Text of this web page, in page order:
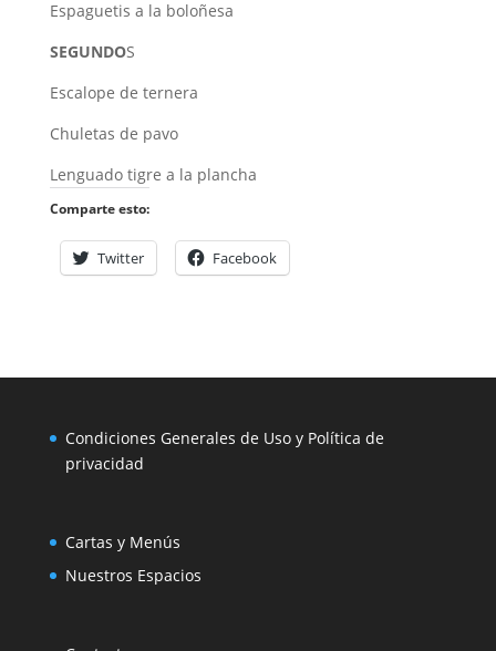
Espaguetis a la boloñesa
SEGUNDOS
Escalope de ternera
Chuletas de pavo
Lenguado tigre a la plancha
Comparte esto:
Twitter Facebook
Condiciones Generales de Uso y Política de
privacidad
Cartas y Menús
Nuestros Espacios